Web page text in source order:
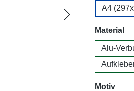
A4
Material
Alu-
Motiv